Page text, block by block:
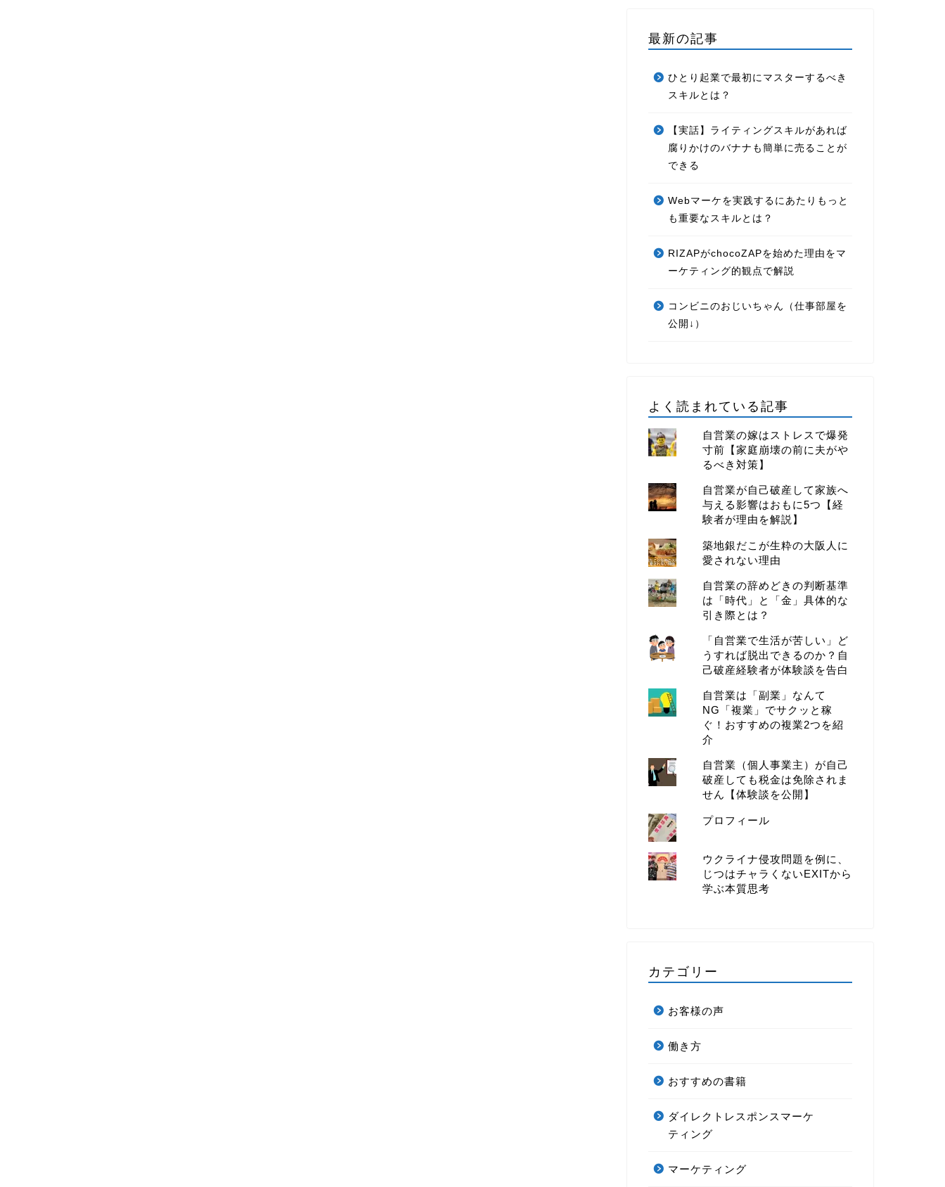
最新の記事
ひとり起業で最初にマスターするべき
スキルとは？
【実話】ライティングスキルがあれば
腐りかけのバナナも簡単に売ることが
できる
Webマーケを実践するにあたりもっと
も重要なスキルとは？
RIZAPがchocoZAPを始めた理由をマ
ーケティング的観点で解説
コンビニのおじいちゃん（仕事部屋を
公開↓）
よく読まれている記事
自営業の嫁はストレスで爆発
寸前【家庭崩壊の前に夫がや
るべき対策】
自営業が自己破産して家族へ
与える影響はおもに5つ【経
験者が理由を解説】
築地銀だこが生粋の大阪人に
愛されない理由
自営業の辞めどきの判断基準
は「時代」と「金」具体的な
引き際とは？
「自営業で生活が苦しい」ど
うすれば脱出できるのか？自
己破産経験者が体験談を告白
自営業は「副業」なんて
NG「複業」でサクッと稼
ぐ！おすすめの複業2つを紹
介
自営業（個人事業主）が自己
破産しても税金は免除されま
せん【体験談を公開】
プロフィール
ウクライナ侵攻問題を例に、
じつはチャラくないEXITから
学ぶ本質思考
カテゴリー
お客様の声
働き方
おすすめの書籍
ダイレクトレスポンスマーケ
ティング
マーケティング